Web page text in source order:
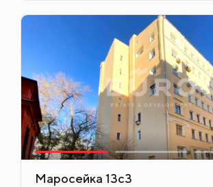
Маросейка 13с3